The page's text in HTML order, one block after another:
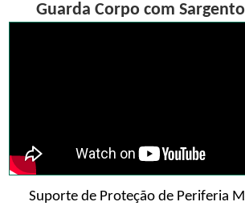
Guarda Corpo com
Suporte de Proteção de Periferia